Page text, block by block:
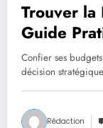
Trouver la
Guide
Exigeants
Confier ses
décision
Rédaction